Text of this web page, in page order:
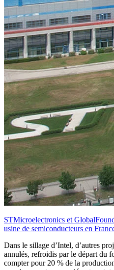
STMicroelectronics et
usine de semiconducteurs en
Dans le sillage d’Intel, d’autres
annulés, refroidis par le départ du
compter pour 20 % de la